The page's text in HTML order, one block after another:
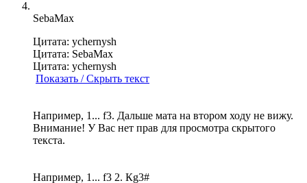
SebaMax
Цитата: ychernysh
Цитата: SebaMax
Цитата: ychernysh
Показать / Скрыть текст
Например, 1... f3. Дальше мата на втором ходу не вижу.
Внимание! У Вас нет прав для просмотра скрытого
текста.
Например, 1... f3 2. Кg3#